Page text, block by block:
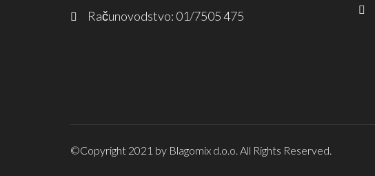
Računovodstvo: 01/7505 475
©Copyright 2021 by Blagomix d.o.o. All Rights Reserved.